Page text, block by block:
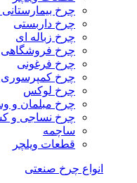
چرخ بیمارستانی
چرخ داربستی
چرخ زباله ای
چرخ فروشگاهی
چرخ فرغونی
چرخ کمپرسوری
چرخ لوکس
چرخ مبلمان و
چرخ نساجی و
ساچمه
قطعات ویلچر
انواع چرخ صنعتی